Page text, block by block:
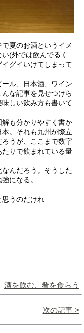
夏のお酒というイメ
(外では飲んでるく
グイいけてしまって
ル、日本酒、ワイン
な記事を見せつけら
しい飲み方も書いて
も分かりやすく書か
。それも九州が際立
うが、ここまで数字
りで飲まれている量
んだろう。そうした
になる。
うのだけれ
酒を飲む、肴を食らう
次の記事 >